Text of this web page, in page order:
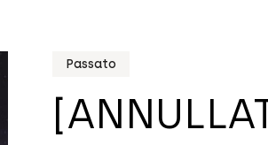
Passato